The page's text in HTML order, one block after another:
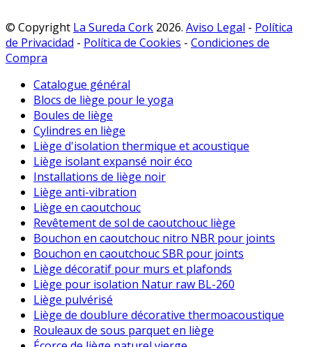
© Copyright La Sureda Cork 2026. Aviso Legal - Política
de Privacidad - Política de Cookies - Condiciones de
Compra
Catalogue général
Blocs de liège pour le yoga
Boules de liège
Cylindres en liège
Liège d'isolation thermique et acoustique
Liège isolant expansé noir éco
Installations de liège noir
Liège anti-vibration
Liège en caoutchouc
Revêtement de sol de caoutchouc liège
Bouchon en caoutchouc nitro NBR pour joints
Bouchon en caoutchouc SBR pour joints
Liège décoratif pour murs et plafonds
Liège pour isolation Natur raw BL-260
Liège pulvérisé
Liège de doublure décorative thermoacoustique
Rouleaux de sous parquet en liège